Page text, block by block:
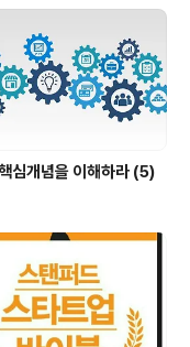
심개념을 이해하라 (5)